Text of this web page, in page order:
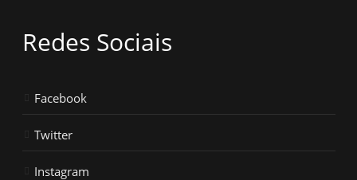
Redes Sociais
Facebook
Twitter
Instagram